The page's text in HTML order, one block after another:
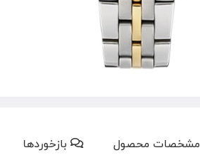
مشخصات محصول بازخوردها